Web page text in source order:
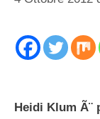
Heidi Klum